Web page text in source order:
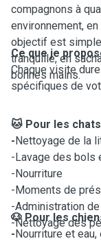
compagnons à
environnement,
objectif est
tranquille, en
bonnes mains.
Ce que je
Chaque visite dure
spécifiques de
🐱 Pour les
-Nettoyage de la
-Lavage des bols
-Nourriture
-Moments de
-Administration
-Nettoyage des
🐶 Pour les
-Nourriture et